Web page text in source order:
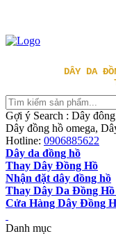
DÂY DA
Gợi ý Search : Dây
Dây đồng hồ omega,
Hotline: 0906885622
Dây da đồng hồ
Thay Dây Đồng Hồ
Nhận đặt dây đồng hồ
Thay Dây Da Đồng
Cửa Hàng Dây Đồng
Danh mục